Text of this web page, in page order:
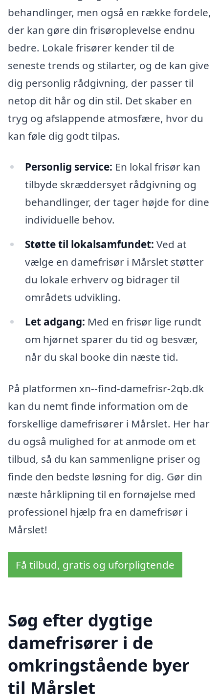
behandlinger, men også en række fordele,
der kan gøre din frisøroplevelse endnu
bedre. Lokale frisører kender til de
seneste trends og stilarter, og de kan give
dig personlig rådgivning, der passer til
netop dit hår og din stil. Det skaber en
tryg og afslappende atmosfære, hvor du
kan føle dig godt tilpas.
Personlig service: En lokal frisør kan
tilbyde skræddersyet rådgivning og
behandlinger, der tager højde for dine
individuelle behov.
Støtte til lokalsamfundet: Ved at
vælge en damefrisør i Mårslet støtter
du lokale erhverv og bidrager til
områdets udvikling.
Let adgang: Med en frisør lige rundt
om hjørnet sparer du tid og besvær,
når du skal booke din næste tid.
På platformen xn--find-damefrisr-2qb.dk
kan du nemt finde information om de
forskellige damefrisører i Mårslet. Her har
du også mulighed for at anmode om et
tilbud, så du kan sammenligne priser og
finde den bedste løsning for dig. Gør din
næste hårklipning til en fornøjelse med
professionel hjælp fra en damefrisør i
Mårslet!
Få tilbud, gratis og uforpligtende
Søg efter dygtige
damefrisører i de
omkringstående byer
til Mårslet